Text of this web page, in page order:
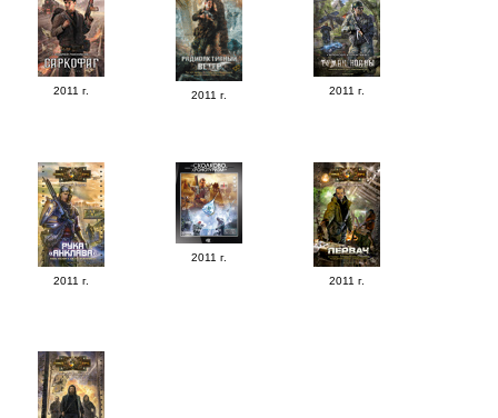
2011 г. 2011 г. 2011 г.
2011 г.
2011 г.
2011 г.